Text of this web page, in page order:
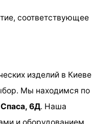
соответствующее
изделий в Киеве
Мы находимся по
6Д. Наша